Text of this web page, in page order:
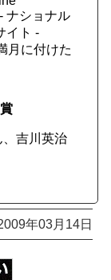
ナショナル
イト -
月に付けた
吉川英治
年03月14日